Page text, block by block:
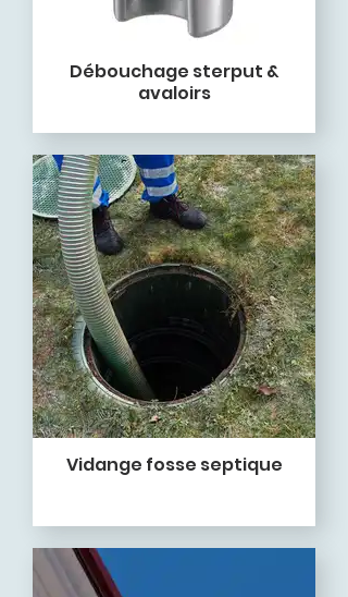
Débouchage sterput &
avaloirs
Vidange fosse septique